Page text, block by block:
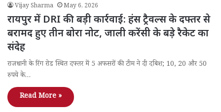
Vijay Sharma May 6, 2026
रायपुर में DRI की बड़ी कार्रवाई: हंस ट्रैवल्स के दफ्तर से
बरामद हुए तीन बोरा नोट, जाली करेंसी के बड़े रैकेट का
संदेह
राजधानी के रिंग रोड स्थित दफ्तर में 5 अफसरों की टीम ने दी दबिश; 10, 20 और 50
रुपये के…
Read More »